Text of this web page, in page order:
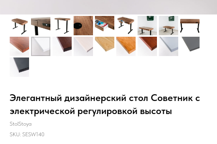
Элегантный дизайнерский стол Советник с
электрической регулировкой высоты
StolStoya
SKU: SESW140